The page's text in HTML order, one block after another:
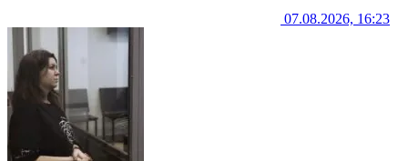
07.08.2026, 16:23